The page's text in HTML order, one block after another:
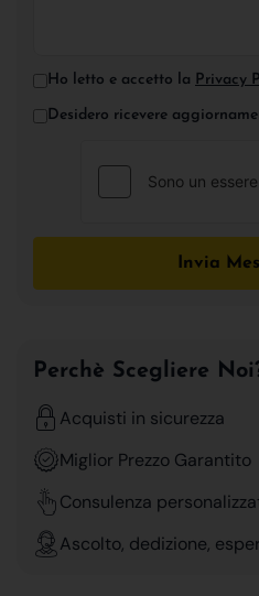
Ho letto e accetto la Privacy
Desidero ricevere
Invia
Perchè Scegliere
Acquisti in sicurezza
Miglior Prezzo Garantito
Consulenza
Ascolto, dedizione,